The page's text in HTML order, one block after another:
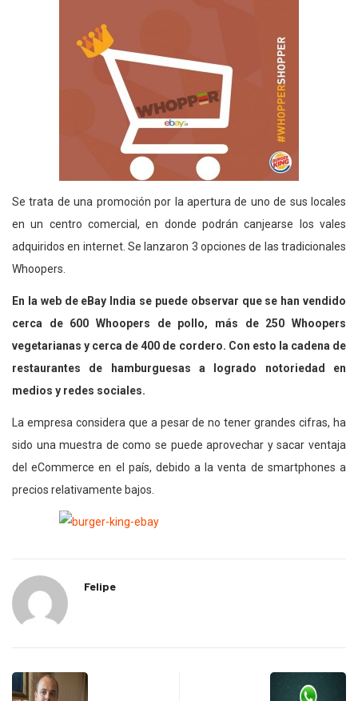
Se trata de una promoción por la apertura de uno de sus locales
en un centro comercial, en donde podrán canjearse los vales
adquiridos en internet. Se lanzaron 3 opciones de las tradicionales
Whoopers.
En la web de eBay India se puede observar que se han vendido
cerca de 600 Whoopers de pollo, más de 250 Whoopers
vegetarianas y cerca de 400 de cordero. Con esto la cadena de
restaurantes de hamburguesas a logrado notoriedad en
medios y redes sociales.
La empresa considera que a pesar de no tener grandes cifras, ha
sido una muestra de como se puede aprovechar y sacar ventaja
del eCommerce en el país, debido a la venta de smartphones a
precios relativamente bajos.
Felipe